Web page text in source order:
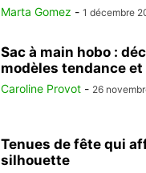
Marta Gomez - 1 décembre
Sac à main hobo :
modèles tendance et
Caroline Provot - 26
Tenues de fête qui
silhouette